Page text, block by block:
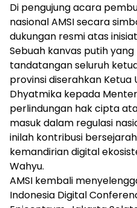
Di pengujung acara
nasional AMSI secara
dukungan resmi atas
Sebuah kanvas putih
tandatangan seluruh
provinsi diserahkan Ketua
Dhyatmika kepada
perlindungan hak cipta
masuk dalam regulasi
inilah kontribusi
kemandirian digital
Wahyu.
AMSI kembali
Indonesia Digital